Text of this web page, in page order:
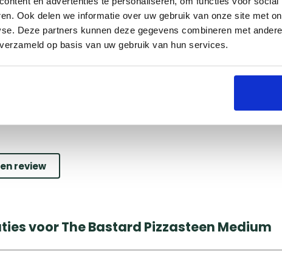
Ook delen we informatie over uw gebruik van onze site met
Deze partners kunnen deze gegevens combineren met
op basis van uw gebruik van hun services.
Naarden
review
voor The Bastard Pizzasteen Medium